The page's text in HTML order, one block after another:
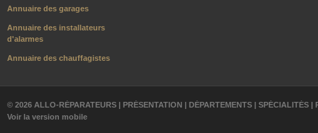
Annuaire des garages
Annuaire des installateurs
d'alarmes
Annuaire des chauffagistes
© 2026 ALLO-RÉPARATEURS | PRÉSENTATION | DÉPARTEMENTS | SPÉCIALITÉS |
Voir la version mobile